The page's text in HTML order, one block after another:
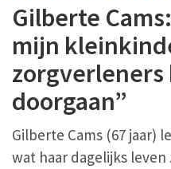
Gilberte
mijn
doorgaan”
Gilberte Cams (67 jaar)
wat haar dagelijks